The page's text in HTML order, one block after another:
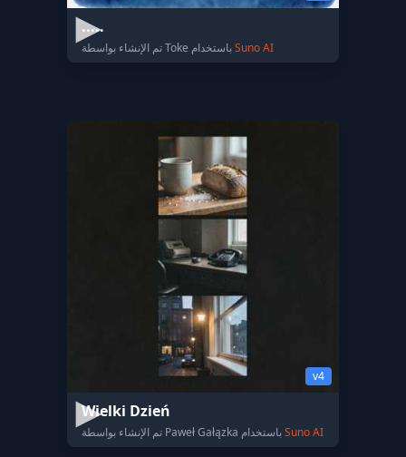
.....
Suno AI
v4
Wielki Dzień
Suno AI